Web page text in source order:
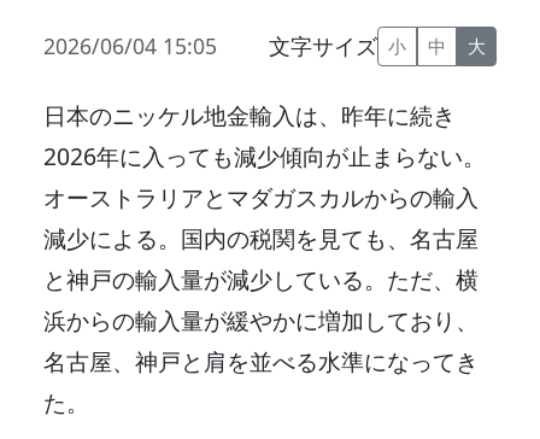
2026/06/04 15:05 文字サイズ 小 中 大
日本のニッケル地金輸入は、昨年に続き
2026年に入っても減少傾向が止まらない。
オーストラリアとマダガスカルからの輸入
減少による。国内の税関を見ても、名古屋
と神戸の輸入量が減少している。ただ、横
浜からの輸入量が緩やかに増加しており、
名古屋、神戸と肩を並べる水準になってき
た。